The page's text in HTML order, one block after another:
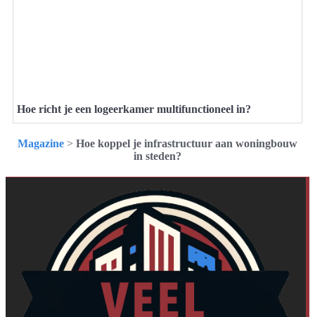
Hoe richt je een logeerkamer multifunctioneel in?
Magazine > Hoe koppel je infrastructuur aan woningbouw
in steden?